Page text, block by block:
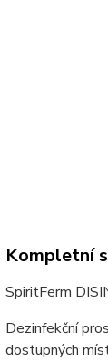
Kompletní
SpiritFerm
Dezinfekční
dostupných